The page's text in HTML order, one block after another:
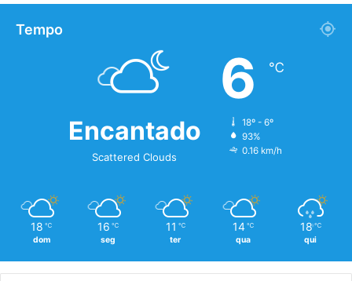
Tempo
Encantado
Scattered Clouds
6 ℃
18º - 6º
93%
0.16 km/h
18 ℃
dom
16 ℃
seg
11 ℃
ter
14 ℃
qua
18 ℃
qui